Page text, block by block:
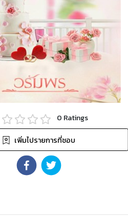
0 Ratings
เพิ่มไปรายการที่ชอบ